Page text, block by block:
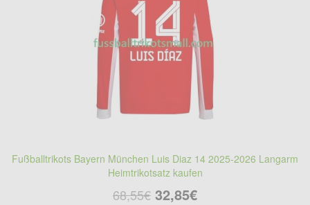
Fußballtrikots Bayern München Luis Diaz 14 2025-2026 Langarm
Heimtrikotsatz kaufen
68,55€ 32,85€